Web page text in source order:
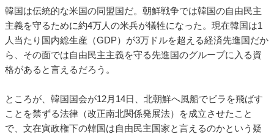
韓国は伝統的な米国の同盟国だ。朝鮮戦争では韓国の自由民主
主義を守るために約4万人の米兵が犠牲になった。現在韓国は1
人当たり国内総生産（GDP）が3万ドルを超える経済先進国だか
ら、その面では自由民主主義を守る先進国のグループに入る資
格があると言えるだろう。
ところが、韓国国会が12月14日、北朝鮮へ風船でビラを飛ばす
ことを禁ずる法律（改正南北関係発展法）を成立させたこと
で、文在寅政権下の韓国は自由民主国家と言えるのかという疑